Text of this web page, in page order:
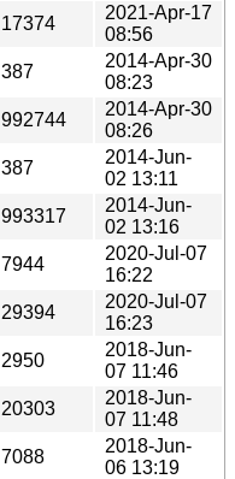
17374
2021-Apr-17
08:56
387
2014-Apr-30
08:23
992744
2014-Apr-30
08:26
387
2014-Jun-
02 13:11
993317
2014-Jun-
02 13:16
7944
2020-Jul-07
16:22
29394
2020-Jul-07
16:23
2950
2018-Jun-
07 11:46
20303
2018-Jun-
07 11:48
7088
2018-Jun-
06 13:19